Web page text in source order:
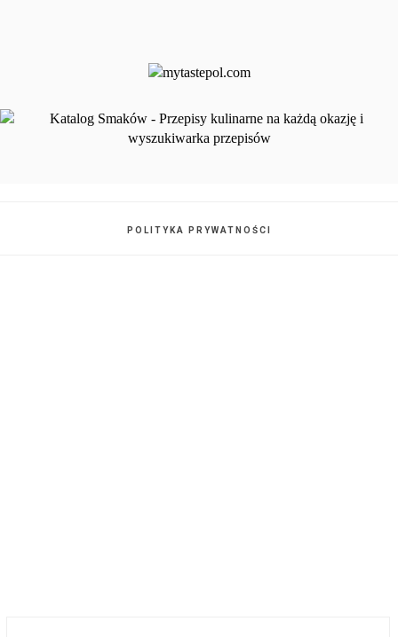
POLITYKA PRYWATNOŚCI